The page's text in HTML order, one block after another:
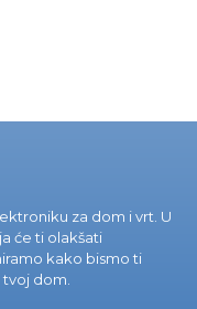
za dom i vrt. U
će ti olakšati
kako bismo ti
tvoj dom.